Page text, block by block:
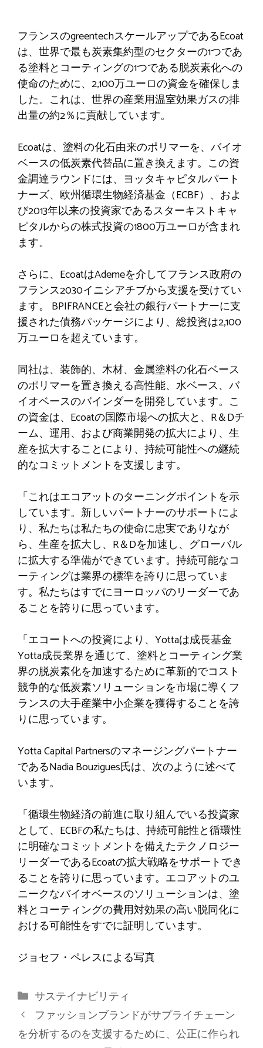
フランスのgreentechスケールアップであるEcoat
は、世界で最も炭素集約型のセクターの1つであ
る塗料とコーティングの1つである脱炭素化への
使命のために、2,100万ユーロの資金を確保しま
した。これは、世界の産業用温室効果ガスの排
出量の約2％に貢献しています。
Ecoatは、塗料の化石由来のポリマーを、バイオ
ベースの低炭素代替品に置き換えます。この資
金調達ラウンドには、ヨッタキャピタルパート
ナーズ、欧州循環生物経済基金（ECBF）、およ
び2013年以来の投資家であるスターキストキャ
ピタルからの株式投資の1800万ユーロが含まれ
ます。
さらに、EcoatはAdemeを介してフランス政府の
フランス2030イニシアチブから支援を受けてい
ます。 BPIFRANCEと会社の銀行パートナーに支
援された債務パッケージにより、総投資は2,100
万ユーロを超えています。
同社は、装飾的、木材、金属塗料の化石ベース
のポリマーを置き換える高性能、水ベース、バ
イオベースのバインダーを開発しています。こ
の資金は、Ecoatの国際市場への拡大と、R＆Dチ
ーム、運用、および商業開発の拡大により、生
産を拡大することにより、持続可能性への継続
的なコミットメントを支援します。
「これはエコアットのターニングポイントを示
しています。新しいパートナーのサポートによ
り、私たちは私たちの使命に忠実でありなが
ら、生産を拡大し、R＆Dを加速し、グローバル
に拡大する準備ができています。持続可能なコ
ーティングは業界の標準を誇りに思っていま
す。私たちはすでにヨーロッパのリーダーであ
ることを誇りに思っています。
「エコートへの投資により、Yottaは成長基金
Yotta成長業界を通じて、塗料とコーティング業
界の脱炭素化を加速するために革新的でコスト
競争的な低炭素ソリューションを市場に導くフ
ランスの大手産業中小企業を獲得することを誇
りに思っています。
Yotta Capital Partnersのマネージングパートナー
であるNadia Bouzigues氏は、次のように述べて
います。
「循環生物経済の前進に取り組んでいる投資家
として、ECBFの私たちは、持続可能性と循環性
に明確なコミットメントを備えたテクノロジー
リーダーであるEcoatの拡大戦略をサポートでき
ることを誇りに思っています。エコアットのユ
ニークなバイオベースのソリューションは、塗
料とコーティングの費用対効果の高い脱同化に
おける可能性をすでに証明しています。
ジョセフ・ペレスによる写真
カ
テ
ゴ
リ
サステイナビリティ
ファッションブランドがサプライチェーン
を分析するのを支援するために、公正に作られ